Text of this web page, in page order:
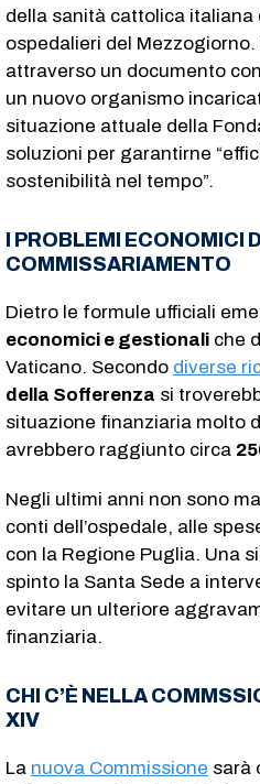
della sanità cattolica italiana
ospedalieri del Mezzogiorno.
attraverso un documento
un nuovo organismo
situazione attuale della
soluzioni per garantirne
sostenibilità nel tempo”.
I PROBLEMI ECONOMICI
COMMISSARIAMENTO
Dietro le formule ufficiali
economici e gestionali che
Vaticano. Secondo diverse
della Sofferenza si
situazione finanziaria molto
avrebbero raggiunto circa
Negli ultimi anni non sono
conti dell’ospedale, alle
con la Regione Puglia. Una
spinto la Santa Sede a
evitare un ulteriore
finanziaria.
CHI C’È NELLA
XIV
La nuova Commissione sarà